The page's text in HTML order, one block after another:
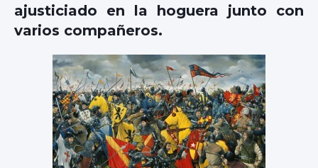
ajusticiado en la hoguera junto con
varios compañeros.